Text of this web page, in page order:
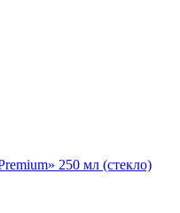
250 мл (стекло)